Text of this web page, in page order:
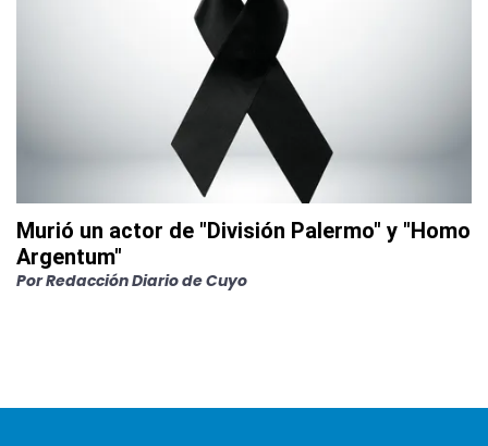
Murió un actor de "División Palermo" y "Homo
Argentum"
PorRedacción Diario de Cuyo